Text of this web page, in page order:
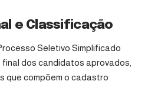
e Classificação
Seletivo Simplificado
dos candidatos aprovados,
que compõem o cadastro